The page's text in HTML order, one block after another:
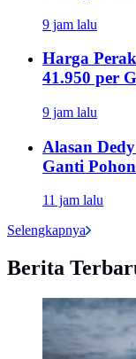
9 jam lalu
Harga
41.950 per
9 jam lalu
Alasan
Ganti
11 jam lalu
Selengkapnya
Berita